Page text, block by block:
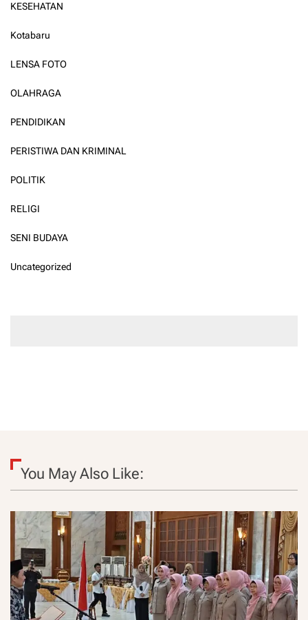
KESEHATAN
Kotabaru
LENSA FOTO
OLAHRAGA
PENDIDIKAN
PERISTIWA DAN KRIMINAL
POLITIK
RELIGI
SENI BUDAYA
Uncategorized
You May Also Like: